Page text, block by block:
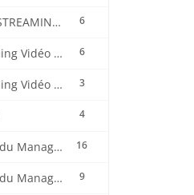
6
Manager Radio STREAMING CENTER
6
Manager Streaming Vidéo TVMCP
3
Manager Streaming Vidéo VDO
4
16
Tutoriels vidéos du Manager Radio CentovaCast
9
Tutoriels vidéos du Manager Radio STREAMING CENTER